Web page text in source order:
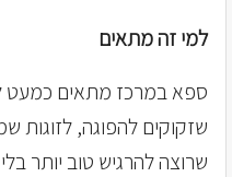
למי זה מתאים
ספא במרכז מתאים כמעט
שזקוקים להפוגה, לזוגות
שרוצה להרגיש טוב יותר